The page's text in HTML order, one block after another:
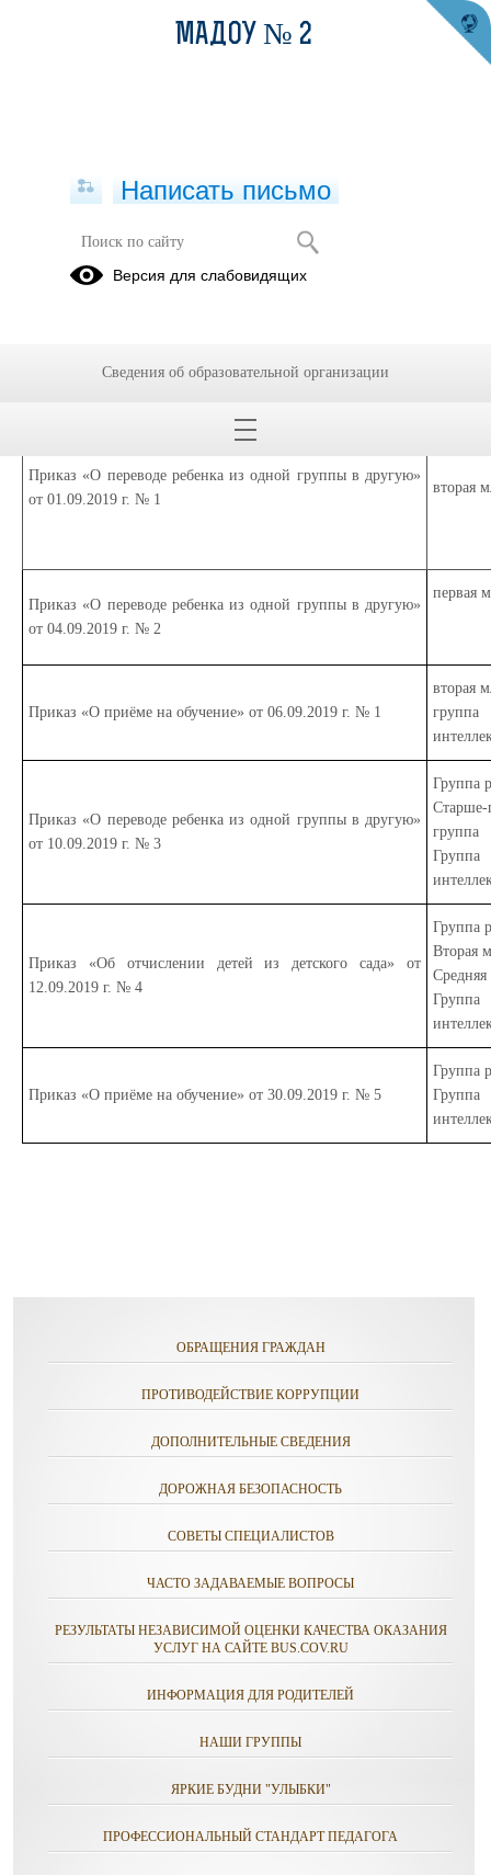
Приказы за сентябрь
Реквизиты приказа
Приказ «О переводе ребенка из одной группы в другую»
от 01.09.2019 г. № 1
вторая
Приказ «О переводе ребенка из одной группы в другую»
от 04.09.2019 г. № 2
первая
Приказ «О приёме на обучение» от 06.09.2019 г. № 1
вторая
Приказ «О переводе ребенка из одной группы в другую»
от 10.09.2019 г. № 3
Группа
Старше-
группа
Приказ «Об отчислении детей из детского сада» от
12.09.2019 г. № 4
Группа
Вторая
Средняя
Приказ «О приёме на обучение» от 30.09.2019 г. № 5
Группа
ОБРАЩЕНИЯ ГРАЖДАН
ПРОТИВОДЕЙСТВИЕ КОРРУПЦИИ
ДОПОЛНИТЕЛЬНЫЕ СВЕДЕНИЯ
ДОРОЖНАЯ БЕЗОПАСНОСТЬ
СОВЕТЫ СПЕЦИАЛИСТОВ
ЧАСТО ЗАДАВАЕМЫЕ ВОПРОСЫ
РЕЗУЛЬТАТЫ НЕЗАВИСИМОЙ ОЦЕНКИ КАЧЕСТВА ОКАЗАНИЯ
УСЛУГ НА САЙТЕ BUS.COV.RU
ИНФОРМАЦИЯ ДЛЯ РОДИТЕЛЕЙ
НАШИ ГРУППЫ
ЯРКИЕ БУДНИ "УЛЫБКИ"
ПРОФЕССИОНАЛЬНЫЙ СТАНДАРТ ПЕДАГОГА
МАДОУ № 2
Написать письмо
Версия для слабовидящих
Сведения об образовательной организации